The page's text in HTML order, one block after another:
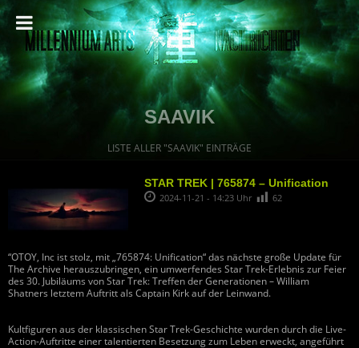
SAAVIK
LISTE ALLER "SAAVIK" EINTRÄGE
STAR TREK | 765874 – Unification
2024-11-21 - 14:23 Uhr 62
“OTOY, Inc ist stolz, mit „765874: Unification“ das nächste große Update für
The Archive herauszubringen, ein umwerfendes Star Trek-Erlebnis zur Feier
des 30. Jubiläums von Star Trek: Treffen der Generationen – William
Shatners letztem Auftritt als Captain Kirk auf der Leinwand.
Kultfiguren aus der klassischen Star Trek-Geschichte wurden durch die Live-
Action-Auftritte einer talentierten Besetzung zum Leben erweckt, angeführt